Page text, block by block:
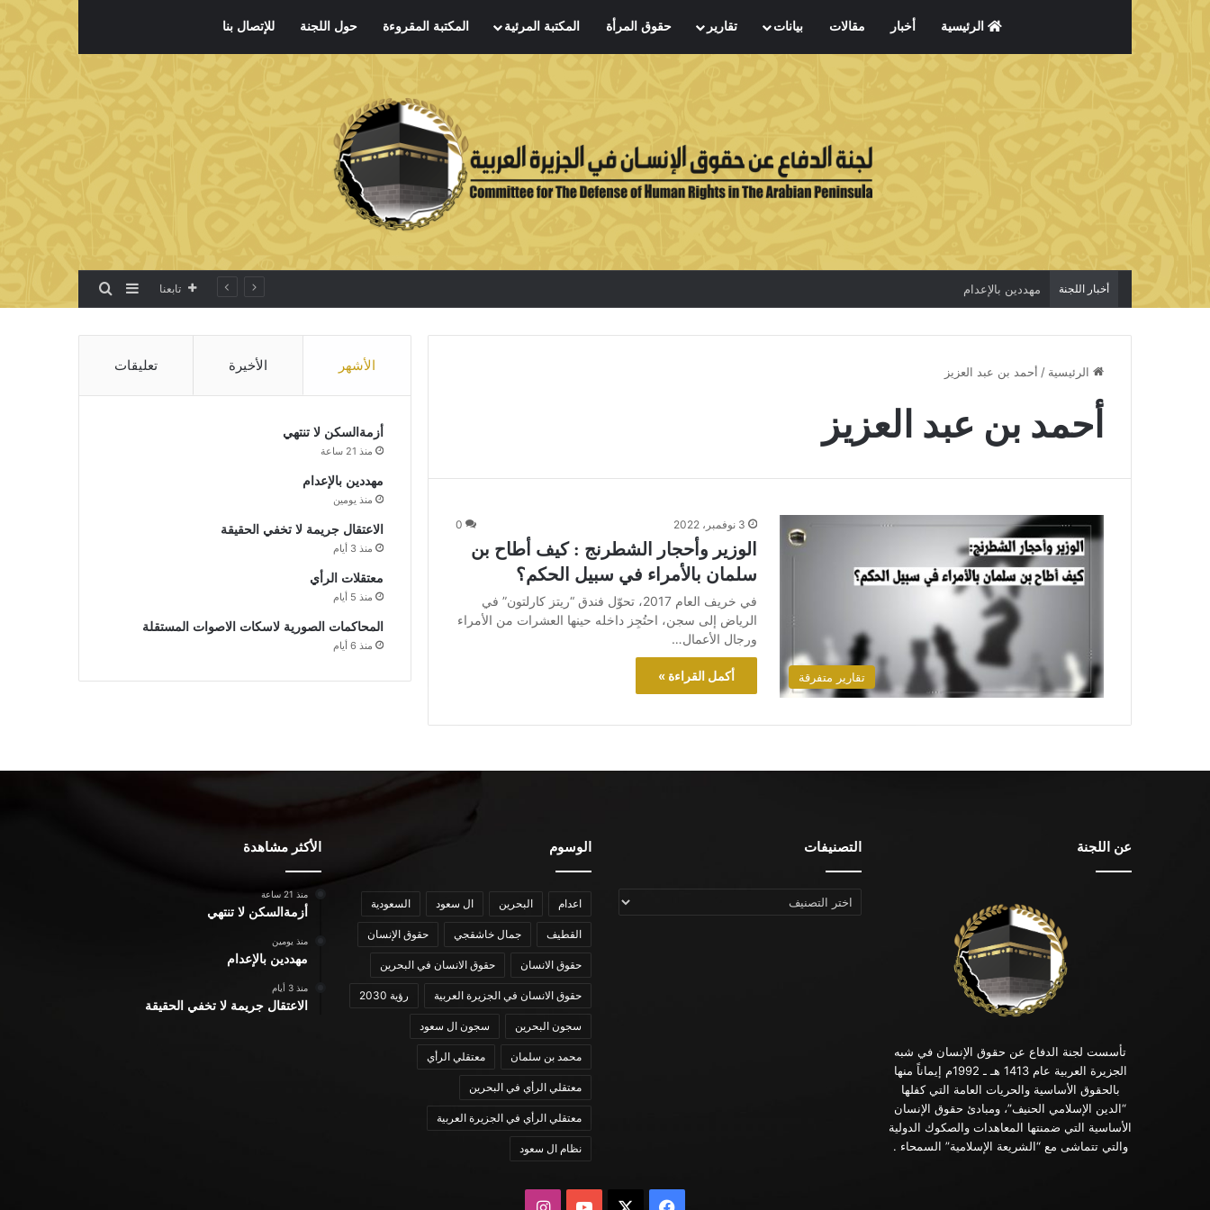
الرئيسية أخبار مقالات بيانات تقارير حقوق المرأة المكتبة المرئية المكتبة المقروءة حول اللجنة للإتصال بنا
أخبار اللجنة مهددين بالإعدام تابعنا إضافة عمود جانبي
بحث عن
الرئيسية / أحمد بن عبد العزيز
أحمد بن عبد العزيز
تقارير متفرقة
3 نوفمبر، 2022 0
الوزير وأحجار الشطرنج : كيف أطاح بن
سلمان بالأمراء في سبيل الحكم؟
في خريف العام 2017، تحوّل فندق “ريتز كارلتون” في
الرياض إلى سجن، احتُجِز داخله حينها العشرات من الأمراء
ورجال الأعمال…
أكمل القراءة »
الأشهر الأخيرة تعليقات
أزمةالسكن لا تنتهي
منذ 21 ساعة
مهددين بالإعدام
منذ يومين
الاعتقال جريمة لا تخفي الحقيقة
منذ 3 أيام
معتقلات الرأي
منذ 5 أيام
المحاكمات الصورية لاسكات الاصوات المستقلة
منذ 6 أيام
عن اللجنة
تأسست لجنة الدفاع عن حقوق الإنسان في شبه
الجزيرة العربية عام 1413 هـ ـ 1992م إيماناً منها
بالحقوق الأساسية والحريات العامة التي كفلها
“الدين الإسلامي الحنيف”، ومبادئ حقوق الإنسان
الأساسية التي ضمنتها المعاهدات والصكوك الدولية
والتي تتماشى مع “الشريعة الإسلامية” السمحاء .
التصنيفات
التصنيفات
الوسوم
اعدام البحرين ال سعود السعودية
القطيف جمال خاشقجي حقوق الإنسان
حقوق الانسان حقوق الانسان في البحرين
حقوق الانسان في الجزيرة العربية رؤية 2030
سجون البحرين سجون ال سعود
محمد بن سلمان معتقلي الرأي
معتقلي الرأي في البحرين
معتقلي الرأي في الجزيرة العربية
نظام ال سعود
الأكثر مشاهدة
منذ 21 ساعة
أزمةالسكن لا تنتهي
منذ يومين
مهددين بالإعدام
منذ 3 أيام
الاعتقال جريمة لا تخفي الحقيقة
فيسبوك يوتيوبانستقرام